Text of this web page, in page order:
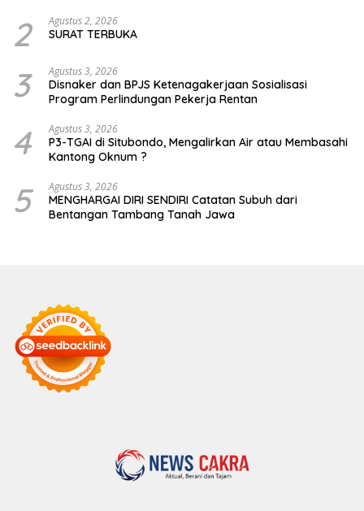
2 Agustus 2, 2026
SURAT TERBUKA
3 Agustus 3, 2026
Disnaker dan BPJS Ketenagakerjaan Sosialisasi
Program Perlindungan Pekerja Rentan
4 Agustus 3, 2026
P3-TGAI di Situbondo, Mengalirkan Air atau Membasahi
Kantong Oknum ?
5 Agustus 3, 2026
MENGHARGAI DIRI SENDIRI Catatan Subuh dari
Bentangan Tambang Tanah Jawa